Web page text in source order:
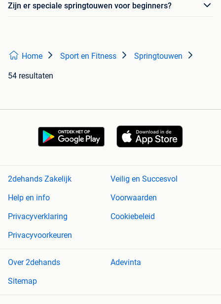
Zijn er speciale springtouwen voor beginners?
Home Sport en Fitness Springtouwen
54 resultaten
2dehands Zakelijk
Veilig en Succesvol
Help en info
Voorwaarden
Privacyverklaring
Cookiebeleid
Privacyvoorkeuren
Over 2dehands
Adevinta
Sitemap